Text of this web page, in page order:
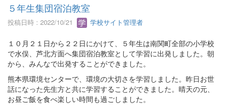
５年生集団宿泊教室
投稿日時 : 2022/10/21 学校サイト管理者
１０月２１日から２２日にかけて、５年生は南関町全部の小学校
で水俣、芦北方面へ集団宿泊教室として学習に出発しました。朝
から、みんなで出発することができました。
熊本県環境センターで、環境の大切さを学習しました。昨日お世
話になった先生方と共に学習することができました。晴天の元、
お昼ご飯を食べ楽しい時間も過ごしました。